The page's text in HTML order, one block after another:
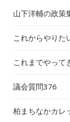
山下洋輔の政策
これからやりた
これまでやって
議会質問376
柏まちなかカレ